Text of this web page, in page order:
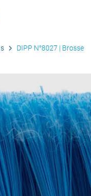
DIPP N°8027 | Brosse